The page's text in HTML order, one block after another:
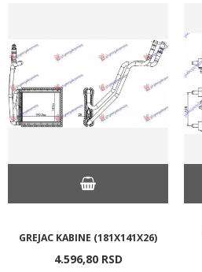
GREJAC KABINE (181X141X26)
4.596,80 RSD